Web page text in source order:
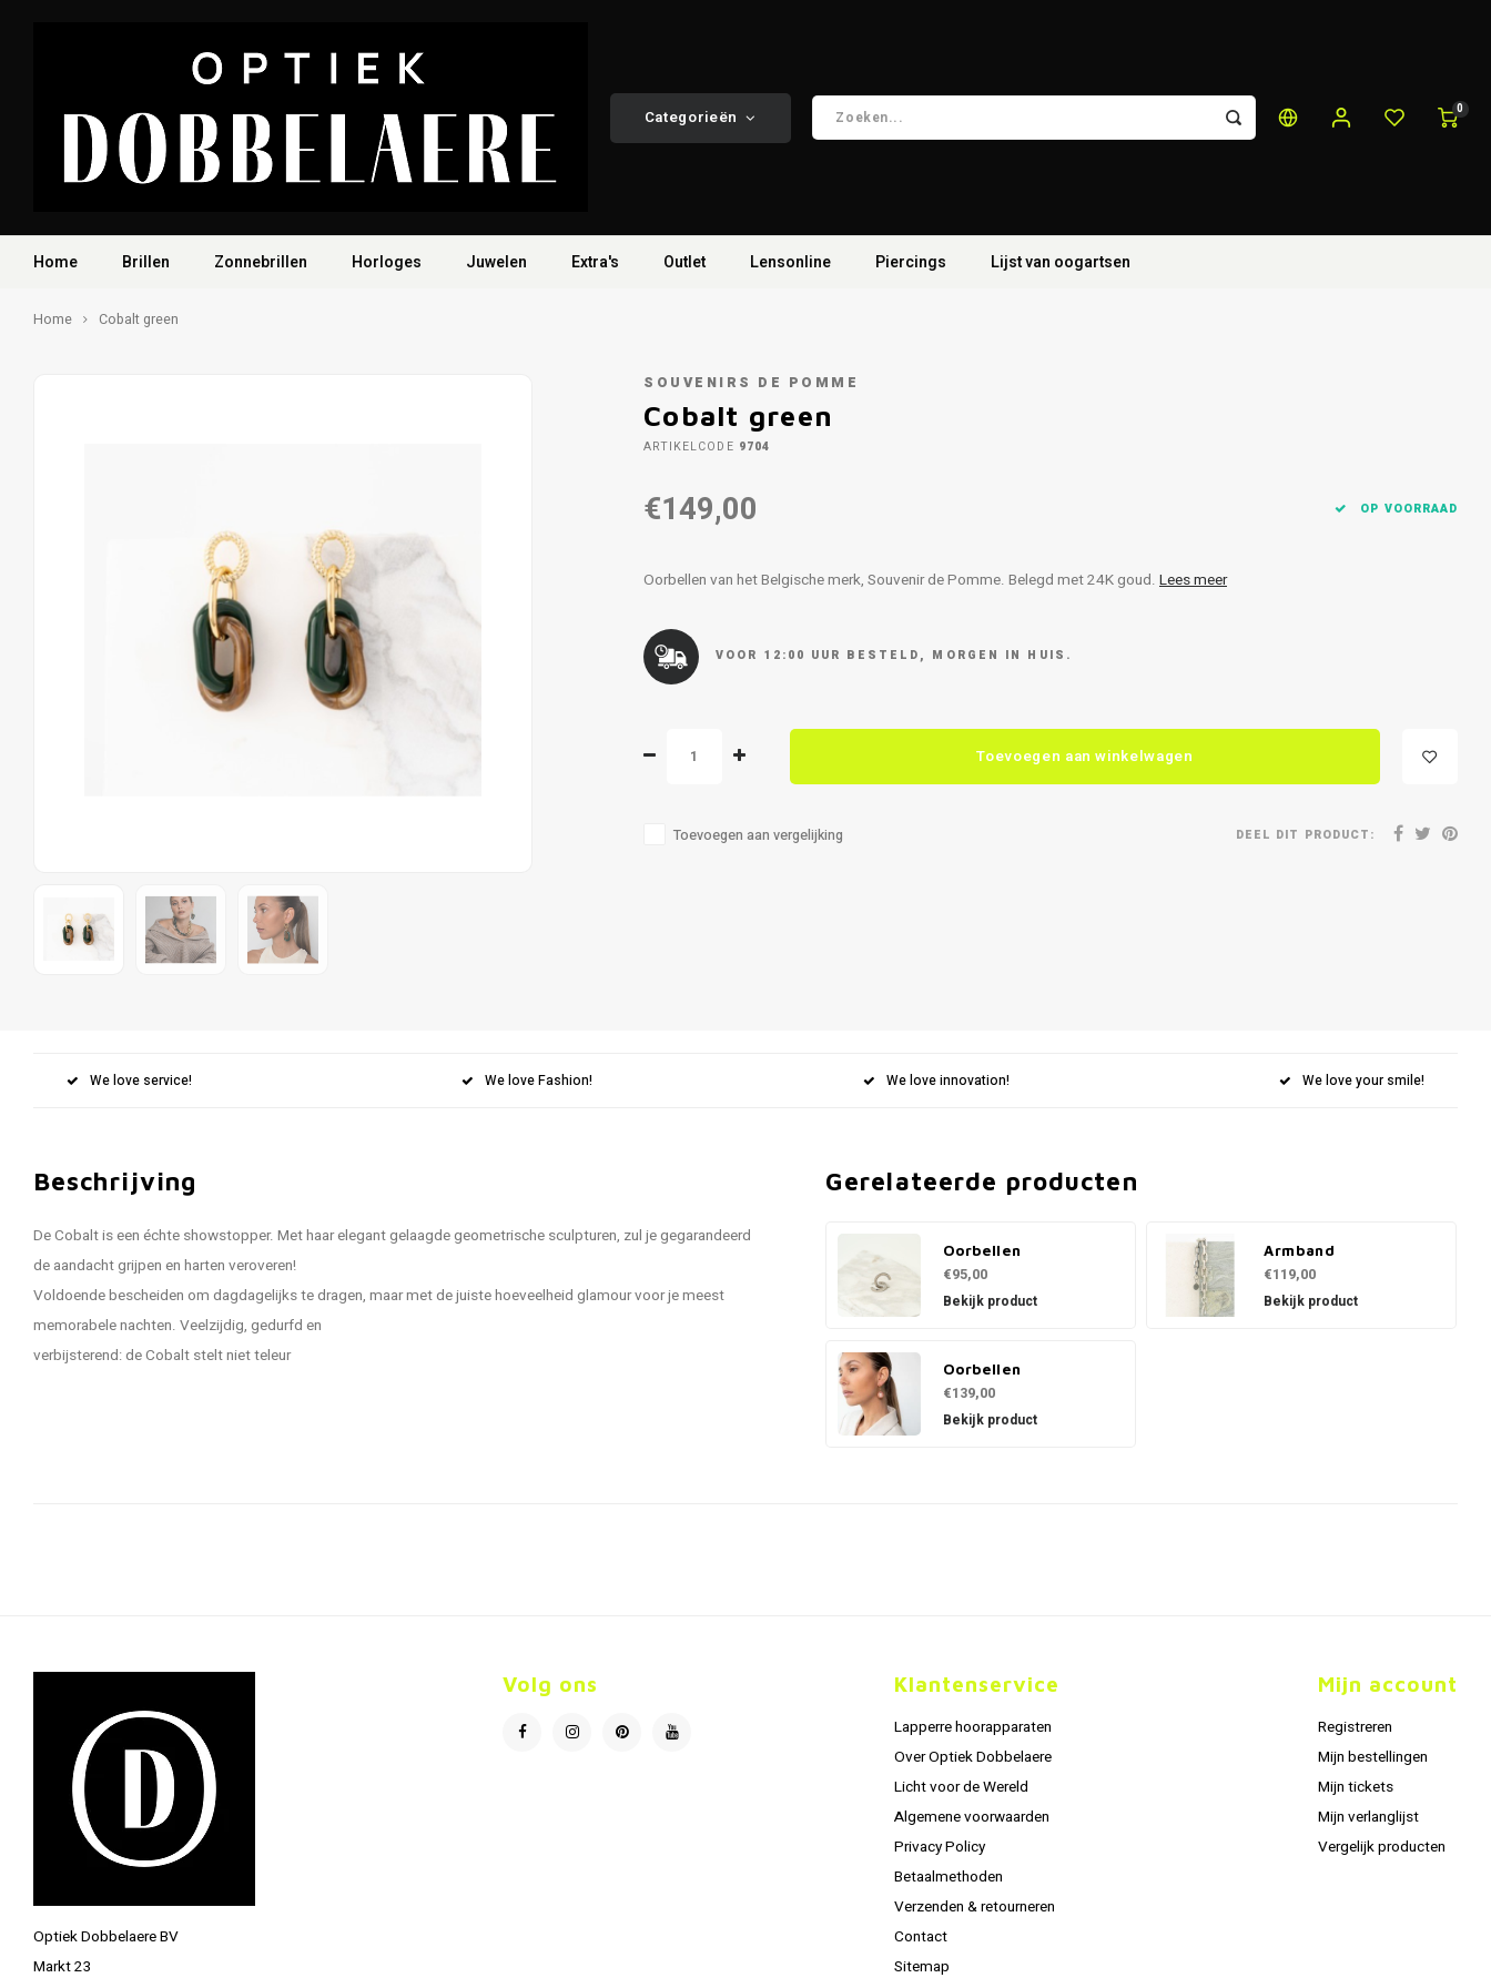
Categorieën 0
Home Brillen Zonnebrillen Horloges Juwelen Extra's Outlet Lensonline Piercings Lijst van oogartsen
Home Cobalt green
SOUVENIRS DE POMME
Cobalt green
ARTIKELCODE 9704
€149,00 OP VOORRAAD
Oorbellen van het Belgische merk, Souvenir de Pomme. Belegd met 24K goud. Lees meer
VOOR 12:00 UUR BESTELD, MORGEN IN HUIS.
Toevoegen aan winkelwagen
Toevoegen aan vergelijking DEEL DIT PRODUCT:
We love service! We love Fashion! We love innovation! We love your smile!
Beschrijving
De Cobalt is een échte showstopper. Met haar elegant gelaagde geometrische sculpturen, zul je gegarandeerd
de aandacht grijpen en harten veroveren!
Voldoende bescheiden om dagdagelijks te dragen, maar met de juiste hoeveelheid glamour voor je meest
memorabele nachten. Veelzijdig, gedurfd en
verbijsterend: de Cobalt stelt niet teleur
Gerelateerde producten
Oorbellen
€95,00
Bekijk product
Armband
€119,00
Bekijk product
Oorbellen
€139,00
Bekijk product
Optiek Dobbelaere BV
Markt 23
Volg ons Klantenservice
Lapperre hoorapparaten
Over Optiek Dobbelaere
Licht voor de Wereld
Algemene voorwaarden
Privacy Policy
Betaalmethoden
Verzenden & retourneren
Contact
Sitemap
Mijn account
Registreren
Mijn bestellingen
Mijn tickets
Mijn verlanglijst
Vergelijk producten